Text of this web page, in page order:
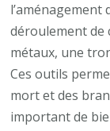
l’aménagement
déroulement de
métaux, une
Ces outils
mort et des
important de